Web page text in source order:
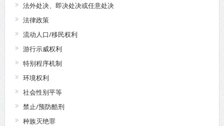
法外处决、即决处决或任意处决
法律政策
流动人口/移民权利
游行示威权利
特别程序机制
环境权利
社会性别平等
禁止/预防酷刑
种族灭绝罪